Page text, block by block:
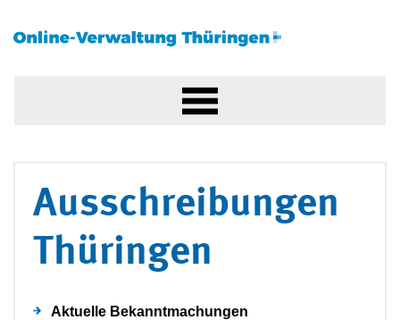
Ausschreibungen
Thüringen
Aktuelle Bekanntmachungen